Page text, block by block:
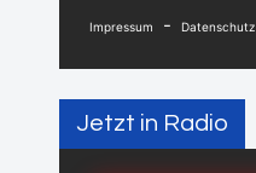
Impressum - Datenschutz
Jetzt in Radio